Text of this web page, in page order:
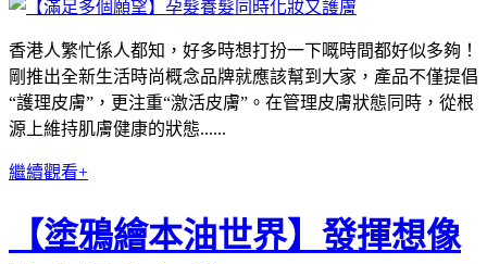
香港人繁忙係人都知，好多時想打扮一下嘅時間都好似多夠！
剛推出全新生活時尚概念品牌就應該幫到大家，產品不僅提倡
“護理皮膚”，更注重“激活皮膚”。在管理皮膚狀態同時，從根
源上維持肌膚健康的狀態......
繼續觀看+
【塗鴉繪本油世界】發揮想像